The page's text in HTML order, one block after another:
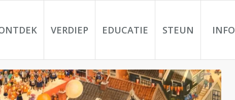
VERDIEP EDUCATIE STEUN INFO